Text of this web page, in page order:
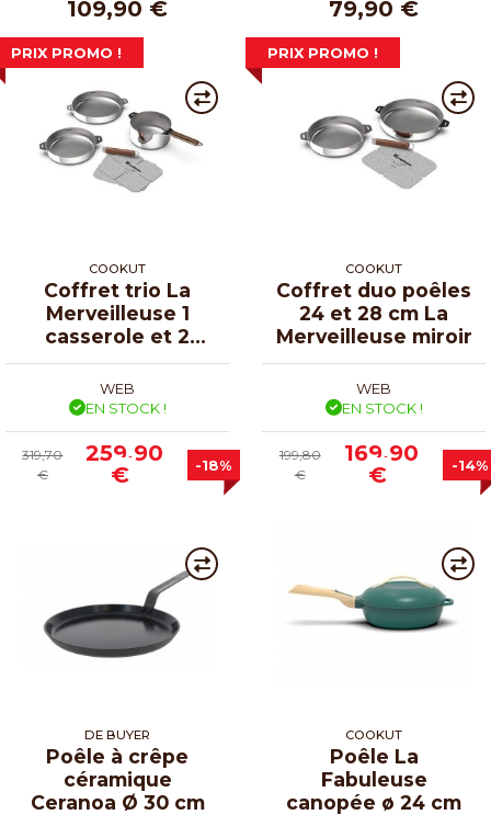
109,90 € 79,90 €
PRIX PROMO !
COOKUT
Coffret trio La
Merveilleuse 1
casserole et 2
poêles ø 20, 24 et
28 cm
WEB
EN STOCK !
319,70
€
259,90
€
-18%
PRIX PROMO !
COOKUT
Coffret duo poêles
24 et 28 cm La
Merveilleuse miroir
WEB
EN STOCK !
199,80
€
169,90
€
-14%
DE BUYER
Poêle à crêpe
céramique
Ceranoa Ø 30 cm
COOKUT
Poêle La
Fabuleuse
canopée ø 24 cm